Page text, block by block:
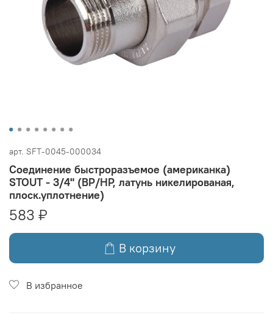
арт. SFT-0045-000034
Соединение быстроразъемое (американка)
STOUT - 3/4" (ВР/НР, латунь никелированая,
плоск.уплотнение)
583 ₽
В корзину
В избранное